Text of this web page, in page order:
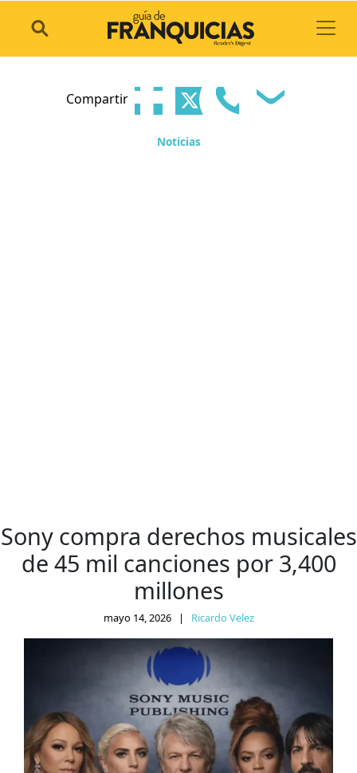
Compartir
Noticias
Sony compra derechos musicales
de 45 mil canciones por 3,400
millones
mayo 14, 2026 | Ricardo Velez